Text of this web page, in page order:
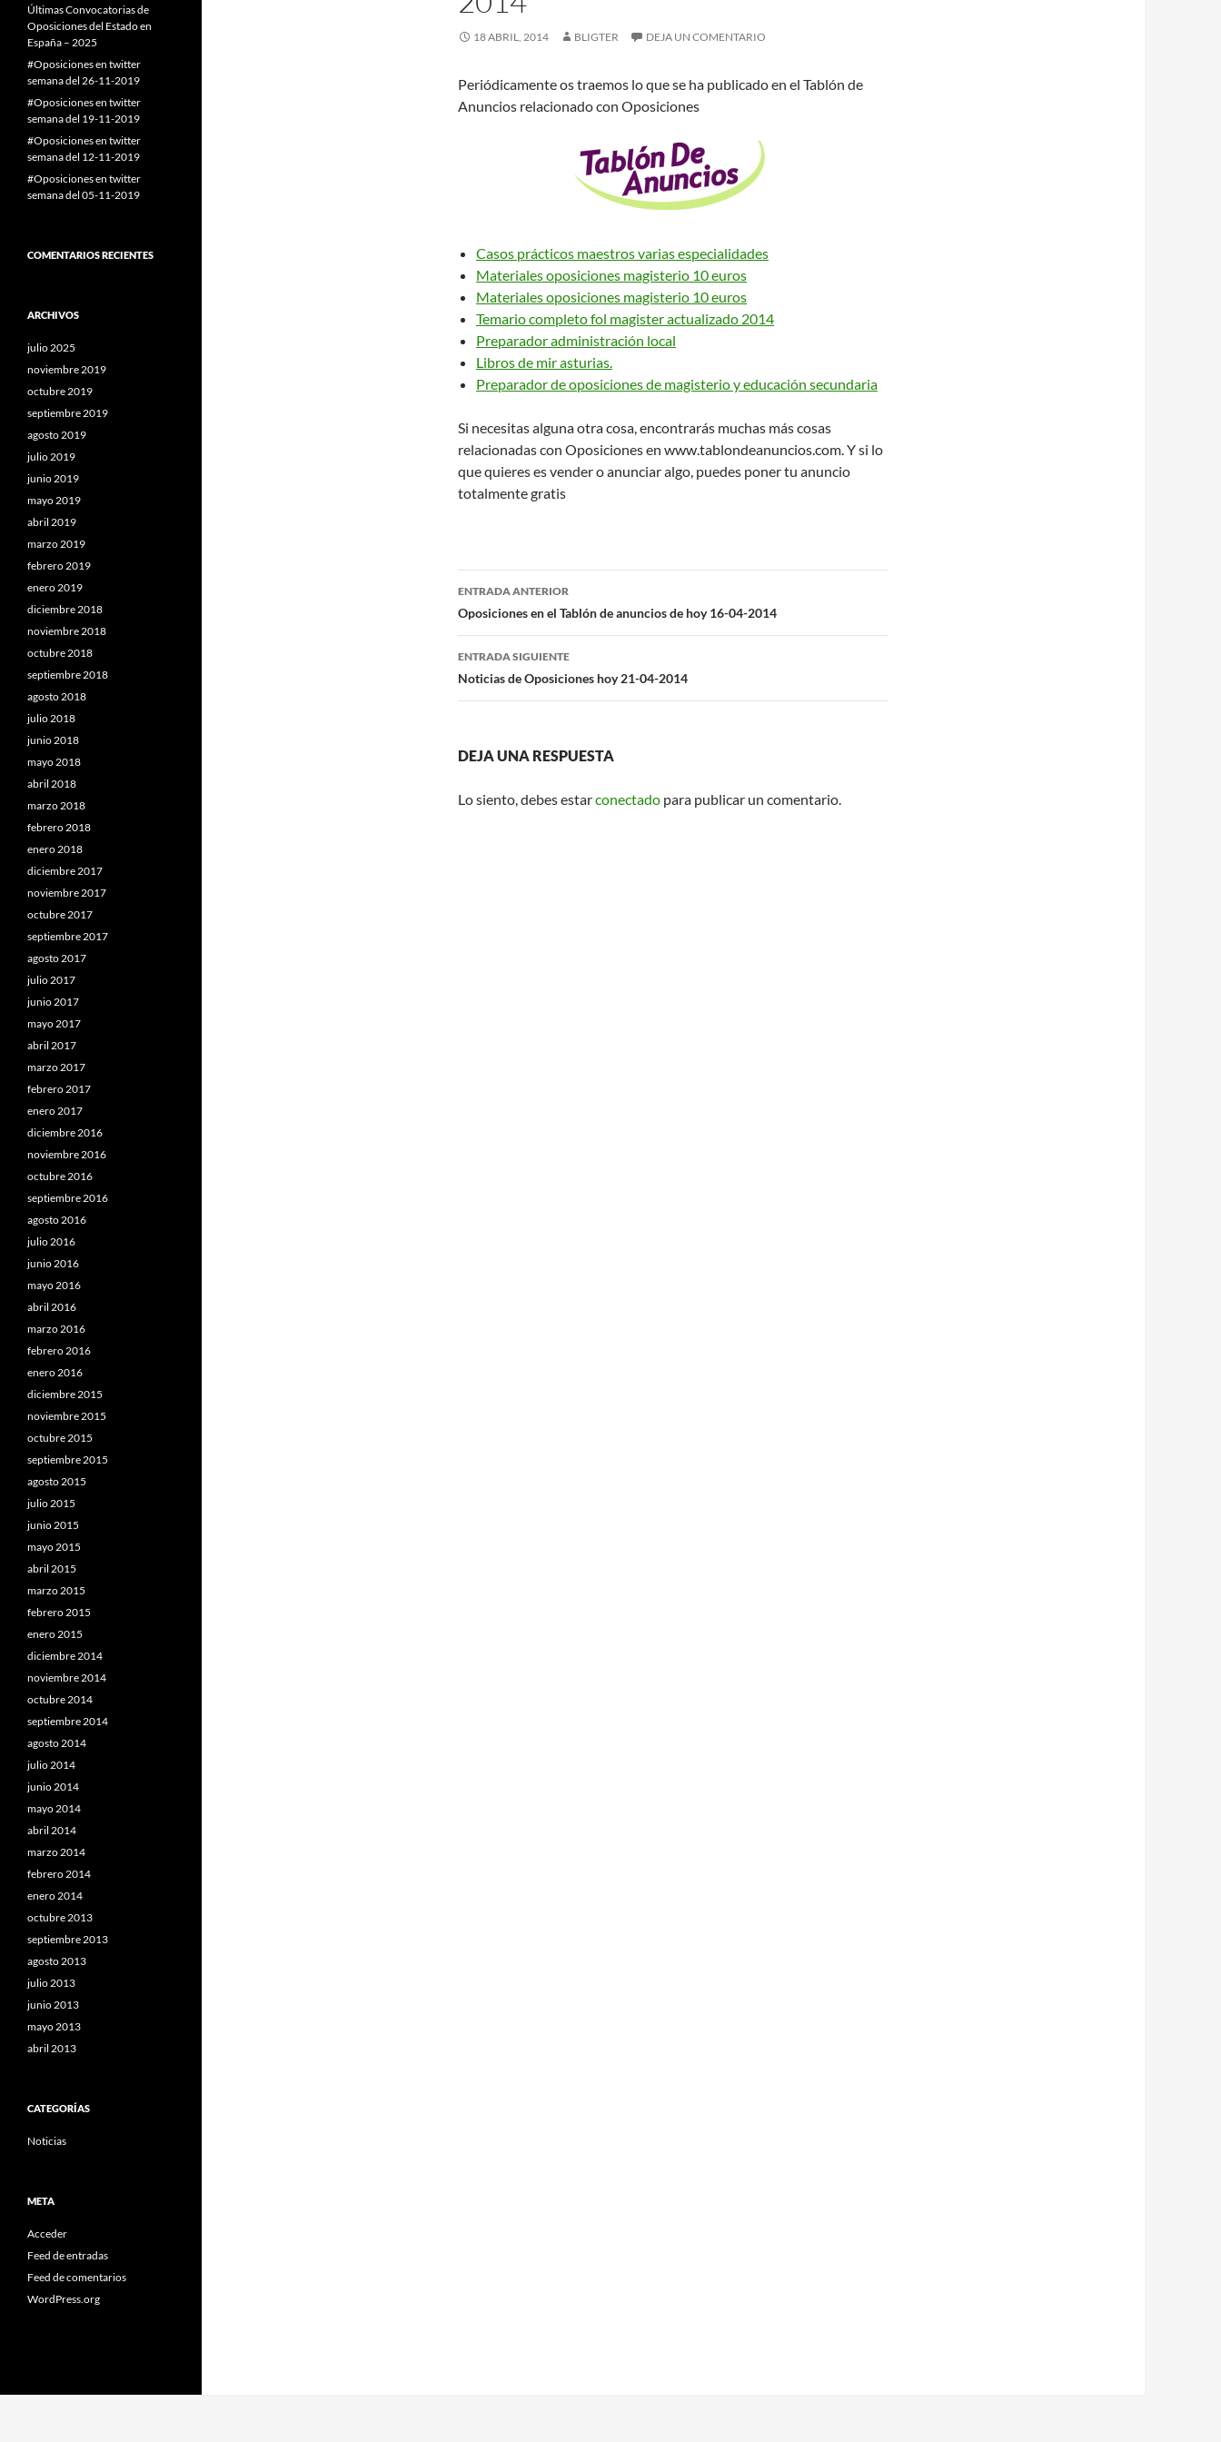
18 ABRIL, 2014 BLIGTER DEJA UN COMENTARIO
Periódicamente os traemos lo que se ha publicado en el Tablón de
Anuncios relacionado con Oposiciones
Casos prácticos maestros varias especialidades
Materiales oposiciones magisterio 10 euros
Materiales oposiciones magisterio 10 euros
Temario completo fol magister actualizado 2014
Preparador administración local
Libros de mir asturias.
Preparador de oposiciones de magisterio y educación secundaria
Si necesitas alguna otra cosa, encontrarás muchas más cosas
relacionadas con Oposiciones en www.tablondeanuncios.com. Y si lo
que quieres es vender o anunciar algo, puedes poner tu anuncio
totalmente gratis
Navegación
de
entradas
ENTRADA ANTERIOR
Oposiciones en el Tablón de anuncios de hoy 16-04-2014
ENTRADA SIGUIENTE
Noticias de Oposiciones hoy 21-04-2014
DEJA UNA RESPUESTA
Lo siento, debes estarconectado para publicar un comentario.
Últimas Convocatorias de
Oposiciones del Estado en
España – 2025
#Oposiciones en twitter
semana del 26-11-2019
#Oposiciones en twitter
semana del 19-11-2019
#Oposiciones en twitter
semana del 12-11-2019
#Oposiciones en twitter
semana del 05-11-2019
COMENTARIOS RECIENTES
ARCHIVOS
julio 2025
noviembre 2019
octubre 2019
septiembre 2019
agosto 2019
julio 2019
junio 2019
mayo 2019
abril 2019
marzo 2019
febrero 2019
enero 2019
diciembre 2018
noviembre 2018
octubre 2018
septiembre 2018
agosto 2018
julio 2018
junio 2018
mayo 2018
abril 2018
marzo 2018
febrero 2018
enero 2018
diciembre 2017
noviembre 2017
octubre 2017
septiembre 2017
agosto 2017
julio 2017
junio 2017
mayo 2017
abril 2017
marzo 2017
febrero 2017
enero 2017
diciembre 2016
noviembre 2016
octubre 2016
septiembre 2016
agosto 2016
julio 2016
junio 2016
mayo 2016
abril 2016
marzo 2016
febrero 2016
enero 2016
diciembre 2015
noviembre 2015
octubre 2015
septiembre 2015
agosto 2015
julio 2015
junio 2015
mayo 2015
abril 2015
marzo 2015
febrero 2015
enero 2015
diciembre 2014
noviembre 2014
octubre 2014
septiembre 2014
agosto 2014
julio 2014
junio 2014
mayo 2014
abril 2014
marzo 2014
febrero 2014
enero 2014
octubre 2013
septiembre 2013
agosto 2013
julio 2013
junio 2013
mayo 2013
abril 2013
CATEGORÍAS
Noticias
META
Acceder
Feed de entradas
Feed de comentarios
WordPress.org